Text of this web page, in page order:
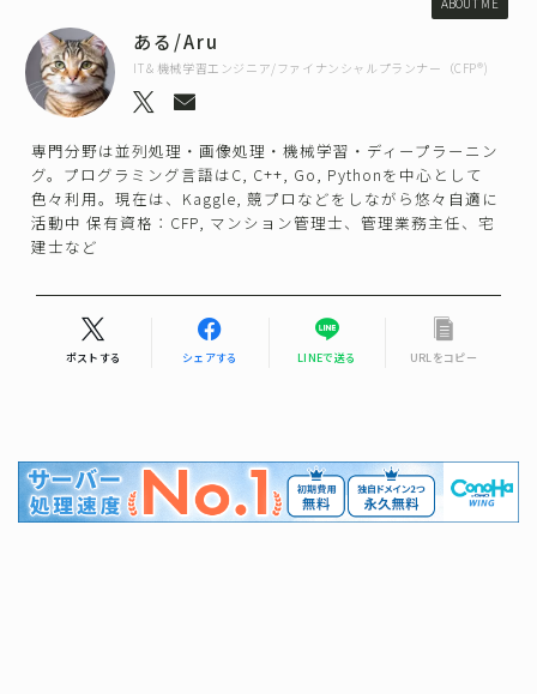
ある/Aru
IT＆機械学習エンジニア/ファイナンシャルプランナー（CFP®)
専門分野は並列処理・画像処理・機械学習・ディープラーニン
グ。プログラミング言語はC, C++, Go, Pythonを中心として
色々利用。現在は、Kaggle, 競プロなどをしながら悠々自適に
活動中 保有資格：CFP, マンション管理士、管理業務主任、宅
建士など
ポストする シェアする LINEで送る URLをコピー